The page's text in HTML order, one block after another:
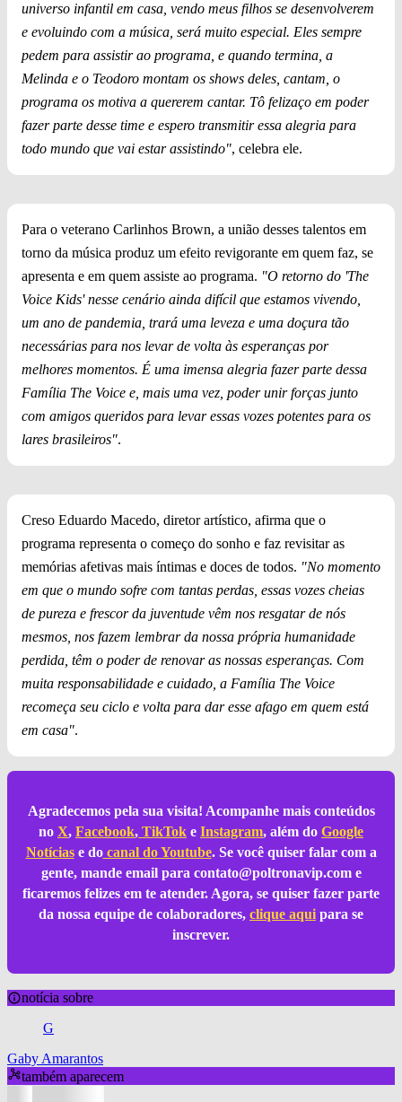
universo infantil em casa, vendo meus filhos se desenvolverem
e evoluindo com a música, será muito especial. Eles sempre
pedem para assistir ao programa, e quando termina, a
Melinda e o Teodoro montam os shows deles, cantam, o
programa os motiva a quererem cantar. Tô felizaço em poder
fazer parte desse time e espero transmitir essa alegria para
todo mundo que vai estar assistindo", celebra ele.
Para o veterano Carlinhos Brown, a união desses talentos em
torno da música produz um efeito revigorante em quem faz, se
apresenta e em quem assiste ao programa. "O retorno do 'The
Voice Kids' nesse cenário ainda difícil que estamos vivendo,
um ano de pandemia, trará uma leveza e uma doçura tão
necessárias para nos levar de volta às esperanças por
melhores momentos. É uma imensa alegria fazer parte dessa
Família The Voice e, mais uma vez, poder unir forças junto
com amigos queridos para levar essas vozes potentes para os
lares brasileiros".
Creso Eduardo Macedo, diretor artístico, afirma que o
programa representa o começo do sonho e faz revisitar as
memórias afetivas mais íntimas e doces de todos. "No momento
em que o mundo sofre com tantas perdas, essas vozes cheias
de pureza e frescor da juventude vêm nos resgatar de nós
mesmos, nos fazem lembrar da nossa própria humanidade
perdida, têm o poder de renovar as nossas esperanças. Com
muita responsabilidade e cuidado, a Família The Voice
recomeça seu ciclo e volta para dar esse afago em quem está
em casa".
Agradecemos pela sua visita! Acompanhe mais conteúdos
no X, Facebook, TikTok e Instagram, além do Google
Notíciase docanal do Youtube. Se você quiser falar com a
gente, mande email para contato@poltronavip.come
ficaremos felizes em te atender. Agora, se quiser fazer parte
da nossa equipe de colaboradores, clique aqui para se
inscrever.
notícia sobre
G
Gaby Amarantos
também aparecem